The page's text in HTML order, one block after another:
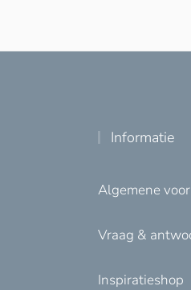
Informatie
Algemene
Vraag &
Inspiratieshop